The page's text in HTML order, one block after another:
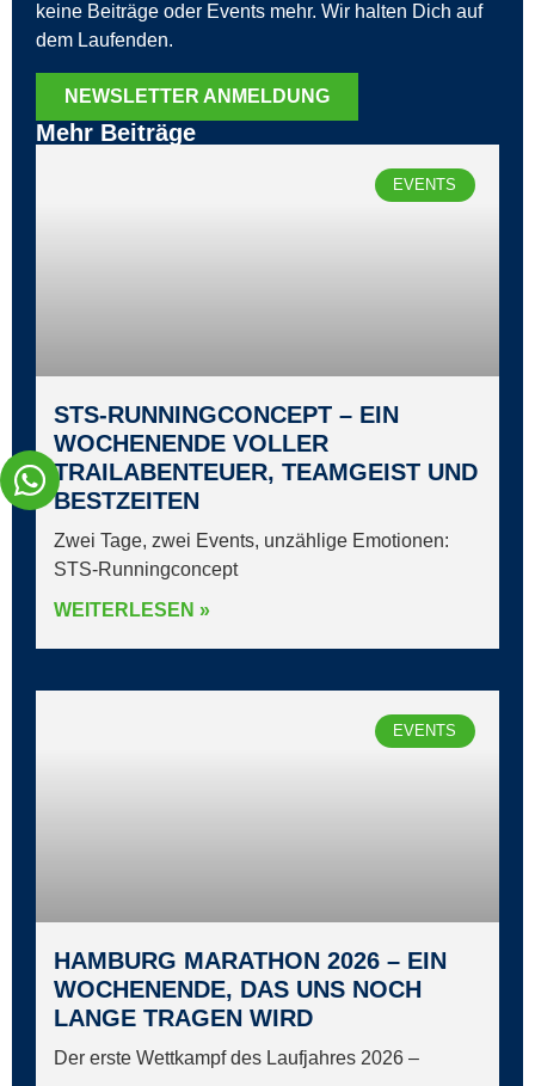
keine Beiträge oder Events mehr. Wir halten Dich auf
dem Laufenden.
NEWSLETTER ANMELDUNG
Mehr Beiträge
EVENTS
STS‑RUNNINGCONCEPT – EIN
WOCHENENDE VOLLER
TRAILABENTEUER, TEAMGEIST UND
BESTZEITEN
Zwei Tage, zwei Events, unzählige Emotionen:
STS‑Runningconcept
WEITERLESEN »
EVENTS
HAMBURG MARATHON 2026 – EIN
WOCHENENDE, DAS UNS NOCH
LANGE TRAGEN WIRD
Der erste Wettkampf des Laufjahres 2026 –